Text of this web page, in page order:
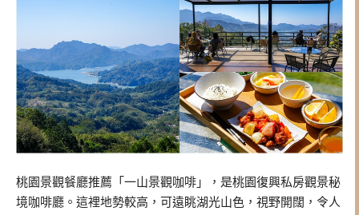
桃園景觀餐廳推薦「一山景觀咖啡」，是桃園復興私房觀景秘
境咖啡廳。這裡地勢較高，可遠眺湖光山色，視野開闊，令人